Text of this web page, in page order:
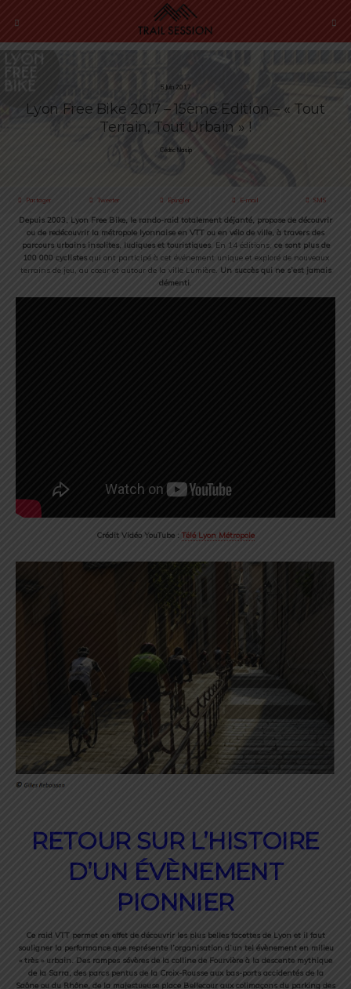
5 Juin 2017
Lyon Free Bike 2017 – 15ème Edition – « Tout
Terrain, Tout Urbain » !
Cédric Masip
Partager Tweeter Épingler E-mail SMS
Depuis 2003, Lyon Free Bike, le rando-raid totalement déjanté, propose de découvrir
ou de redécouvrir la métropole lyonnaise en VTT ou en vélo de ville, à travers des
parcours urbains insolites, ludiques et touristiques. En 14 éditions, ce sont plus de
100 000 cyclistesqui ont participé à cet événement unique et exploré de nouveaux
terrains de jeu, au cœur et autour de la ville Lumière. Un succès qui ne s’est jamais
démenti.
Crédit Vidéo YouTube : Télé Lyon Métropole
RETOUR SUR L’HISTOIRE
D’UN ÉVÈNEMENT
PIONNIER
Ce raid VTT permet en effet de découvrir les plus belles facettes de Lyon et il faut
souligner la performance que représente l’organisation d’un tel évènement en milieu
« très » urbain. Des rampes sévères de la colline de Fourvière à la descente mythique
de la Sarra, des parcs pentus de la Croix-Rousse aux bas-ports accidentés de la
Saône ou du Rhône, de la majestueuse place Bellecour aux colimaçons du parking des